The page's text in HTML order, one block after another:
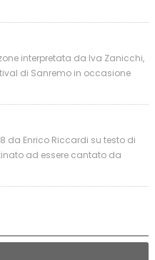
interpretata da Iva Zanicchi,
di Sanremo in occasione
da Enrico Riccardi su testo di
ad essere cantato da